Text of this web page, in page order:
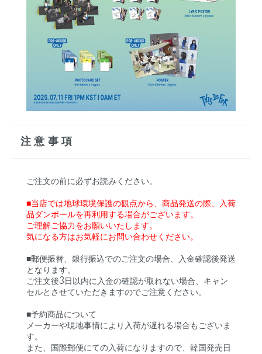
注意事項
ご注文の前に必ずお読みください。
■当店では地球環境保護の観点から、商品発送の際、入荷
品ダンボールを再利用する場合がございます。
ご理解ご協力をお願いいたします。
気になる方はお気軽にお問い合わせください。
■郵便振替、銀行振込でのご注文の場合、入金確認後発送
となります。
ご注文後3日以内に入金の確認が取れない場合、キャン
セルとさせていただきますのでご注意ください。
■予約商品について
メーカーや現地事情により入荷が遅れる場合もございま
す。
また、国際郵便にての入荷になりますので、韓国発売日